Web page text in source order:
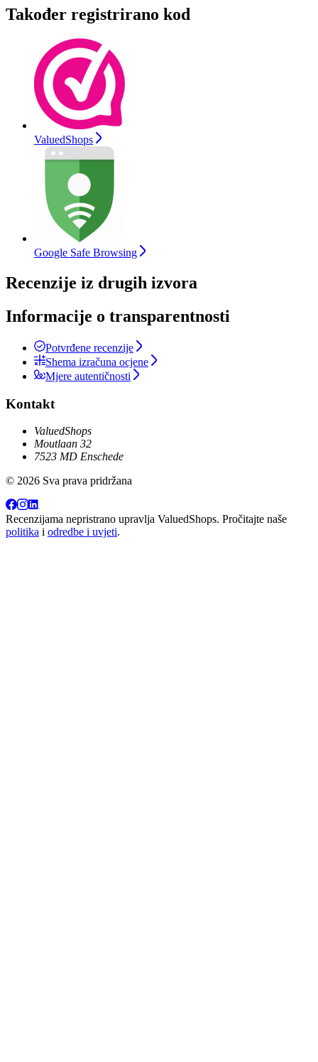
Također registrirano kod
ValuedShops
Google Safe Browsing
Recenzije iz drugih izvora
Informacije o transparentnosti
Potvrđene recenzije
Shema izračuna ocjene
Mjere autentičnosti
Kontakt
ValuedShops
Moutlaan 32
7523 MD Enschede
© 2026 Sva prava pridržana
Recenzijama nepristrano upravlja ValuedShops. Pročitajte naše
politika i odredbe i uvjeti.